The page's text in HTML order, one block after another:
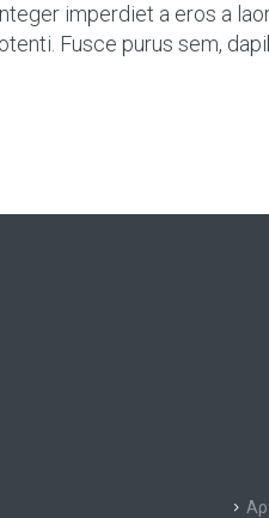
imperdiet a eros a
Fusce purus sem,